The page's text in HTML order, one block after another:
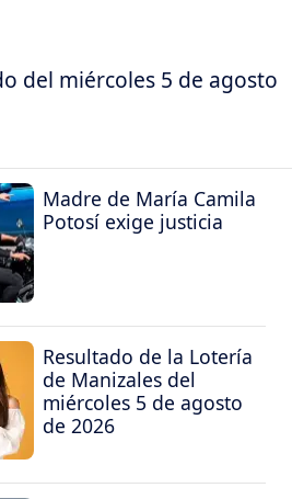
del miércoles 5 de agosto
Madre de María Camila
Potosí exige justicia
Resultado de la Lotería
de Manizales del
miércoles 5 de agosto
de 2026